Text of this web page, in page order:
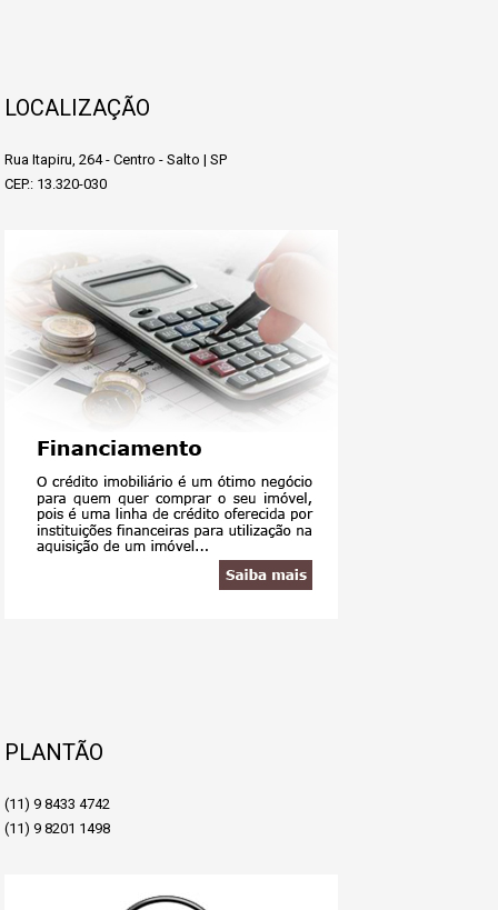
LOCALIZAÇÃO
Rua Itapiru, 264 - Centro - Salto | SP
CEP.: 13.320-030
PLANTÃO
(11) 9 8433 4742
(11) 9 8201 1498